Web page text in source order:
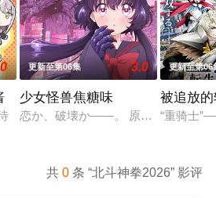
更新至第06集 3.0
少女怪兽焦糖味
恋か、破壊か――。 原因不明の病に
更新至第06
被追放
“重骑士
共0 条 “北斗神拳2026” 影评